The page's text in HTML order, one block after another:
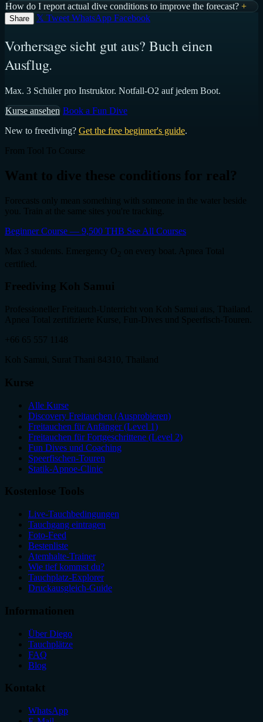
How do I report actual dive conditions to improve the forecast? +
Share 𝕏 Tweet WhatsApp Facebook
Vorhersage sieht gut aus? Buch einen
Ausflug.
Max. 3 Schüler pro Instruktor. Notfall-O2 auf jedem Boot.
Kurse ansehen Book a Fun Dive
New to freediving? Get the free beginner's guide.
From Tool To Course
Want to dive these conditions for real?
Forecasts only mean something with someone in the water beside
you. Train at the same sites you're tracking.
Beginner Course — 9,500 THB See All Courses
Max 3 students. Emergency O
on every boat. Apnea Total
certified.
Freediving Koh Samui
Professioneller Freitauch-Unterricht von Koh Samui aus, Thailand.
Apnea Total zertifizierte Kurse, Fun-Dives und Speerfisch-Touren.
+66 65 557 1148
Koh Samui, Surat Thani 84310, Thailand
Kurse
Alle Kurse
Discovery Freitauchen (Ausprobieren)
Freitauchen für Anfänger (Level 1)
Freitauchen für Fortgeschrittene (Level 2)
Fun Dives und Coaching
Speerfischen-Touren
Statik-Apnoe-Clinic
Kostenlose Tools
Live-Tauchbedingungen
Tauchgang eintragen
Foto-Feed
Bestenliste
Atemhalte-Trainer
Wie tief kommst du?
Tauchplatz-Explorer
Druckausgleich-Guide
Informationen
Über Diego
Tauchplätze
FAQ
Blog
Kontakt
WhatsApp